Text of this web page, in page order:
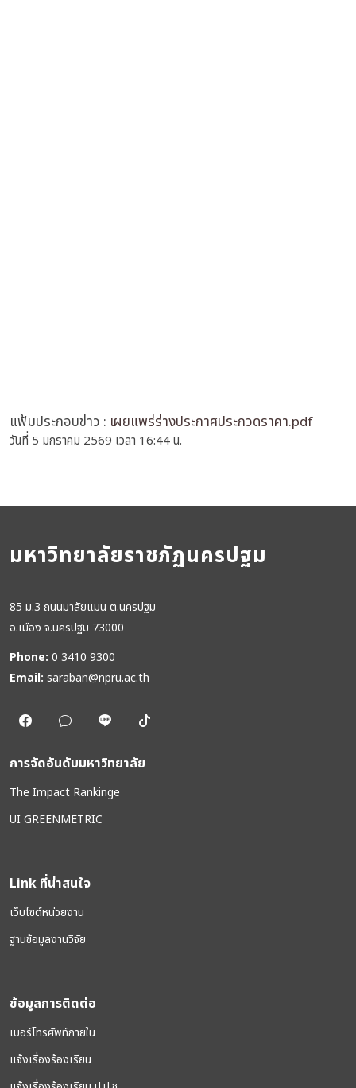
แฟ้มประกอบข่าว : เผยแพร่ร่างประกาศประกวดราคา.pdf
วันที่ 5 มกราคม 2569 เวลา 16:44 น.
มหาวิทยาลัยราชภัฏนครปฐม
85 ม.3 ถนนมาลัยแมน ต.นครปฐม
อ.เมือง จ.นครปฐม 73000
Phone: 0 3410 9300
Email: saraban@npru.ac.th
การจัดอันดับมหาวิทยาลัย
The Impact Rankinge
UI GREENMETRIC
Link ที่น่าสนใจ
เว็บไซต์หน่วยงาน
ฐานข้อมูลงานวิจัย
ข้อมูลการติดต่อ
เบอร์โทรศัพท์ภายใน
แจ้งเรื่องร้องเรียน